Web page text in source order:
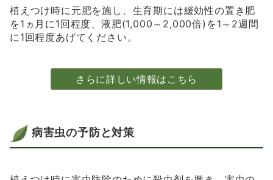
植えつけ時に元肥を施し、生育期には緩効性の置き肥
を1ヵ月に1回程度、液肥(1,000～2,000倍)を1～2週間
に1回程度あげてください。
さらに詳しい情報はこちら
病害虫の予防と対策